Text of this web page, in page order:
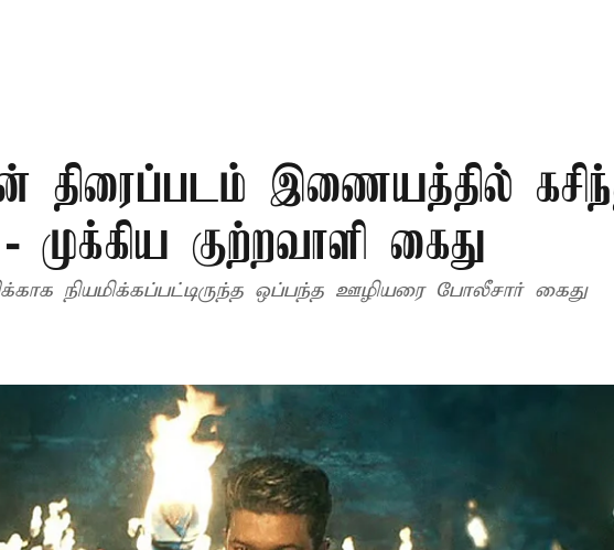
திரைப்படம் இணையத்தில்
முக்கிய குற்றவாளி கைது
நியமிக்கப்பட்டிருந்த ஒப்பந்த ஊழியரை போலீசார் கைது